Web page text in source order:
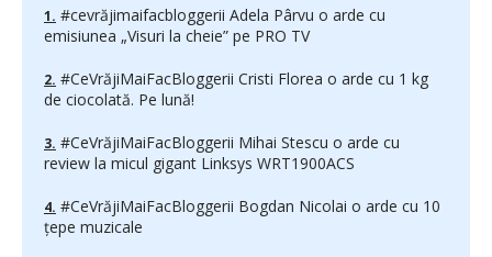
#cevrăjimaifacbloggerii Adela Pârvu o arde cu
emisiunea „Visuri la cheie” pe PRO TV
#CeVrăjiMaiFacBloggerii Cristi Florea o arde cu 1 kg
de ciocolată. Pe lună!
#CeVrăjiMaiFacBloggerii Mihai Stescu o arde cu
review la micul gigant Linksys WRT1900ACS
#CeVrăjiMaiFacBloggerii Bogdan Nicolai o arde cu 10
ţepe muzicale